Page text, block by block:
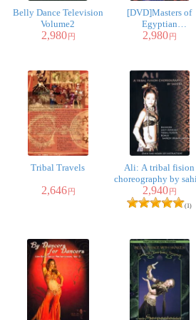
Belly Dance Television
Volume2
2,980円
[DVD]Masters of
Egyptian
Choreography Vol.10
2,980円
Tribal Travels
2,646円
Ali: A tribal fision
choreography by
2,940円
(1)